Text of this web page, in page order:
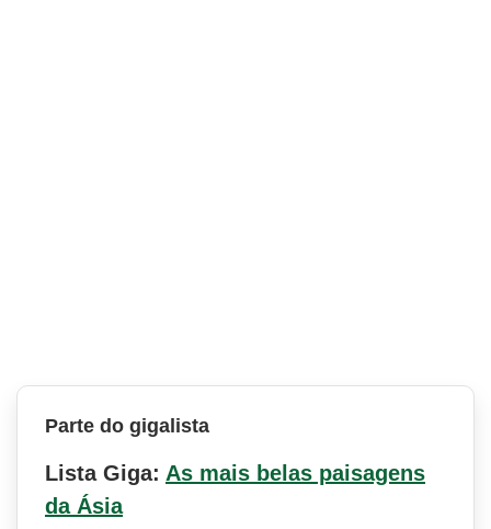
Parte do gigalista
Lista Giga: As mais belas paisagens
da Ásia